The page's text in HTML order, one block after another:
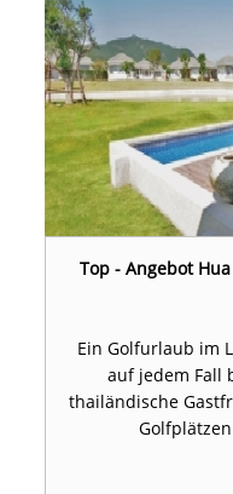
Top - Angebot
Ein Golfurlaub im
auf jedem Fall
thailändische